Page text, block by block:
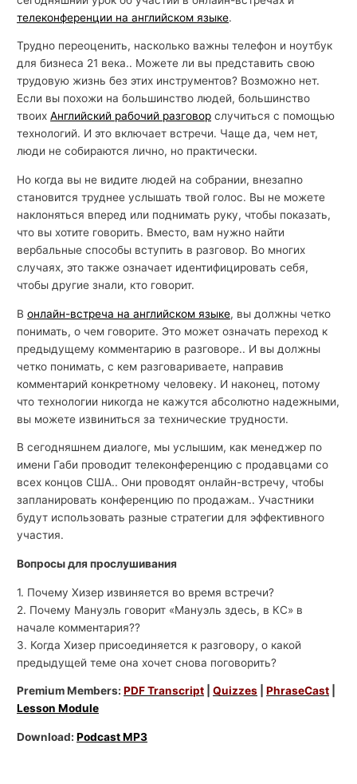
телеконференции на английском языке.
Трудно переоценить, насколько важны телефон и ноутбук
для бизнеса 21 века.. Можете ли вы представить свою
трудовую жизнь без этих инструментов? Возможно нет.
Если вы похожи на большинство людей, большинство
твоихАнглийский рабочий разговор случиться с помощью
технологий. И это включает встречи. Чаще да, чем нет,
люди не собираются лично, но практически.
Но когда вы не видите людей на собрании, внезапно
становится труднее услышать твой голос. Вы не можете
наклоняться вперед или поднимать руку, чтобы показать,
что вы хотите говорить. Вместо, вам нужно найти
вербальные способы вступить в разговор. Во многих
случаях, это также означает идентифицировать себя,
чтобы другие знали, кто говорит.
Вонлайн-встреча на английском языке, вы должны четко
понимать, о чем говорите. Это может означать переход к
предыдущему комментарию в разговоре.. И вы должны
четко понимать, с кем разговариваете, направив
комментарий конкретному человеку. И наконец, потому
что технологии никогда не кажутся абсолютно надежными,
вы можете извиниться за технические трудности.
В сегодняшнем диалоге, мы услышим, как менеджер по
имени Габи проводит телеконференцию с продавцами со
всех концов США.. Они проводят онлайн-встречу, чтобы
запланировать конференцию по продажам.. Участники
будут использовать разные стратегии для эффективного
участия.
Вопросы для прослушивания
1. Почему Хизер извиняется во время встречи?
2. Почему Мануэль говорит «Мануэль здесь, в КС» в
начале комментария??
3. Когда Хизер присоединяется к разговору, о какой
предыдущей теме она хочет снова поговорить?
Premium Members:PDF Transcript |Quizzes |PhraseCast
Lesson Module
Download:Podcast MP3